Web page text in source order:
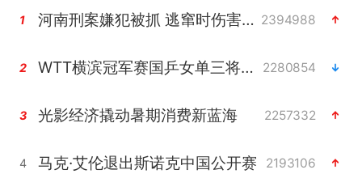
1 河南刑案嫌犯被抓 逃窜时伤害多人 2394988
2 WTT横滨冠军赛国乒女单三将晋级四强 2280854
3 光影经济撬动暑期消费新蓝海 2257332
4 马克·艾伦退出斯诺克中国公开赛 2193106